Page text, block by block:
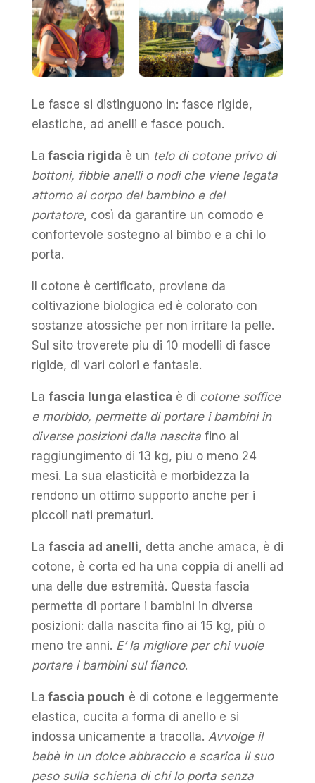
Le fasce si distinguono in: fasce rigide,
elastiche, ad anelli e fasce pouch.
La fascia rigida è un telo di cotone privo di
bottoni, fibbie anelli o nodi che viene legata
attorno al corpo del bambino e del
portatore, così da garantire un comodo e
confortevole sostegno al bimbo e a chi lo
porta.
Il cotone è certificato, proviene da
coltivazione biologica ed è colorato con
sostanze atossiche per non irritare la pelle.
Sul sito troverete piu di 10 modelli di fasce
rigide, di vari colori e fantasie.
La fascia lunga elastica è di cotone soffice
e morbido, permette di portare i bambini in
diverse posizioni dalla nascitafino al
raggiungimento di 13 kg, piu o meno 24
mesi. La sua elasticità e morbidezza la
rendono un ottimo supporto anche per i
piccoli nati prematuri.
La fascia ad anelli, detta anche amaca, è di
cotone, è corta ed ha una coppia di anelli ad
una delle due estremità. Questa fascia
permette di portare i bambini in diverse
posizioni: dalla nascita fino ai 15 kg, più o
meno tre anni. E’ la migliore per chi vuole
portare i bambini sul fianco.
La fascia pouch è di cotone e leggermente
elastica, cucita a forma di anello e si
indossa unicamente a tracolla. Avvolge il
bebè in un dolce abbraccio e scarica il suo
peso sulla schiena di chi lo porta senza